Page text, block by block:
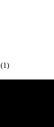
(1)